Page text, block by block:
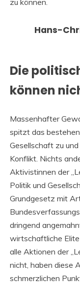
Hans-
Die
können
Massenhafter
spitzt das
Gesellschaft zu
Konflikt. Nichts
Aktivistinnen der
Politik und
Grundgesetz mit
dringend
wirtschaftliche
alle Aktionen der
nicht, haben diese
schmerzlichen